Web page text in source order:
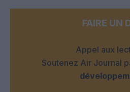
FAIRE UN
Appel aux
Soutenez Air Journal